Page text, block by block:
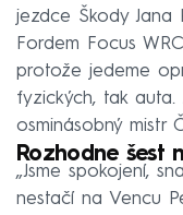
jezdce Škody Jana
Fordem Focus
protože jedeme
fyzických, tak
osminásobný mistr
Rozhodne šest
„Jsme spokojení,
nestačí na Vencu